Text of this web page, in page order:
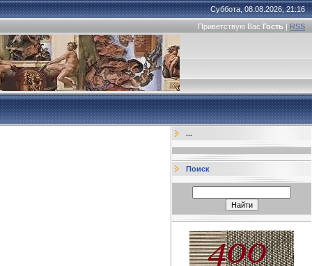
Суббота, 08.08.2026, 21:16
Приветствую Вас Гость | RSS
...
Поиск